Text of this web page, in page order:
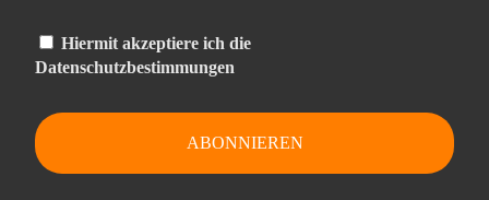
Hiermit akzeptiere ich die
Datenschutzbestimmungen